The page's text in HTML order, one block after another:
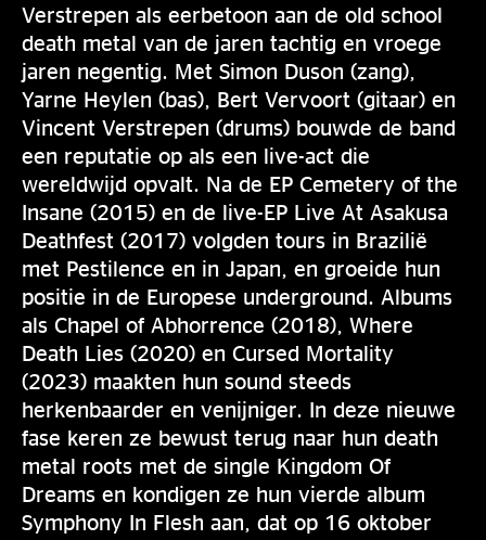
Verstrepen als eerbetoon aan de old school
death metal van de jaren tachtig en vroege
jaren negentig. Met Simon Duson (zang),
Yarne Heylen (bas), Bert Vervoort (gitaar) en
Vincent Verstrepen (drums) bouwde de band
een reputatie op als een live-act die
wereldwijd opvalt. Na de EP Cemetery of the
Insane (2015) en de live-EP Live At Asakusa
Deathfest (2017) volgden tours in Brazilië
met Pestilence en in Japan, en groeide hun
positie in de Europese underground. Albums
als Chapel of Abhorrence (2018), Where
Death Lies (2020) en Cursed Mortality
(2023) maakten hun sound steeds
herkenbaarder en venijniger. In deze nieuwe
fase keren ze bewust terug naar hun death
metal roots met de single Kingdom Of
Dreams en kondigen ze hun vierde album
Symphony In Flesh aan, dat op 16 oktober